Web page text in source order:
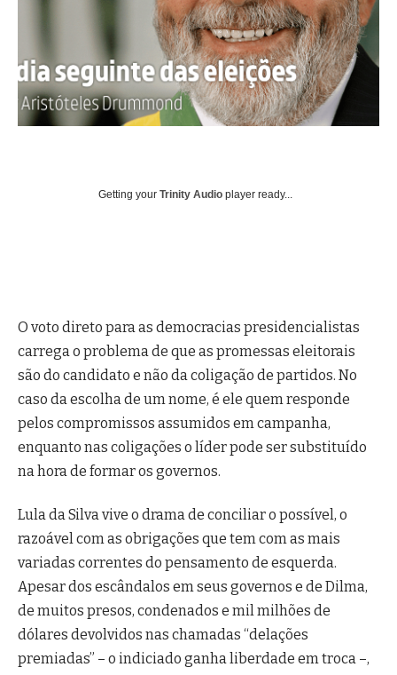
Getting your Trinity Audio player ready...
O voto direto para as democracias presidencialistas
carrega o problema de que as promessas eleitorais
são do candidato e não da coligação de partidos. No
caso da escolha de um nome, é ele quem responde
pelos compromissos assumidos em campanha,
enquanto nas coligações o líder pode ser substituído
na hora de formar os governos.
Lula da Silva vive o drama de conciliar o possível, o
razoável com as obrigações que tem com as mais
variadas correntes do pensamento de esquerda.
Apesar dos escândalos em seus governos e de Dilma,
de muitos presos, condenados e mil milhões de
dólares devolvidos nas chamadas “delações
premiadas” – o indiciado ganha liberdade em troca –,